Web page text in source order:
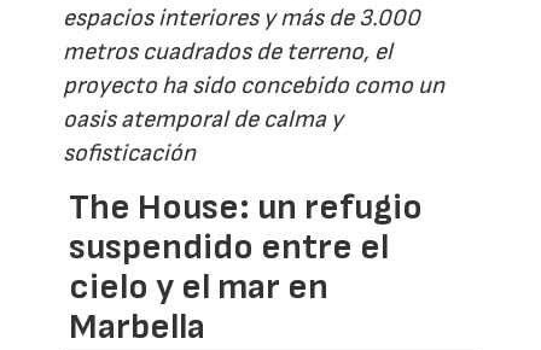
espacios interiores y más de 3.000
metros cuadrados de terreno, el
proyecto ha sido concebido como un
oasis atemporal de calma y
sofisticación
The House: un refugio
suspendido entre el
cielo y el mar en
Marbella